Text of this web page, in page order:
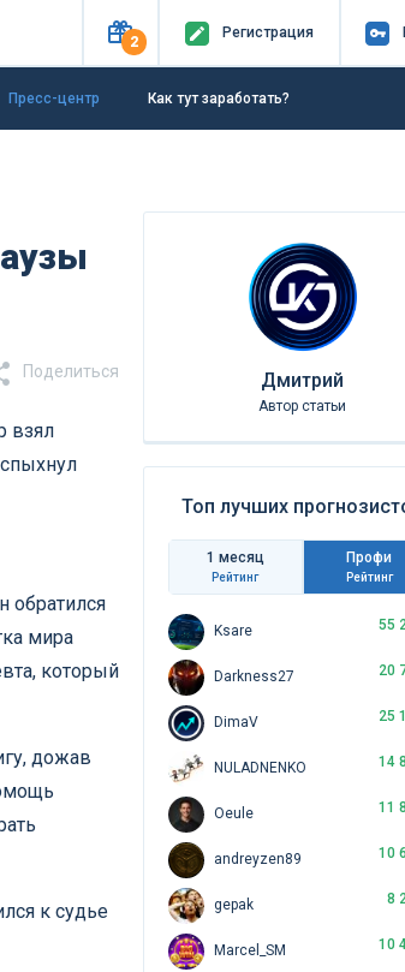
2
Регистрация
Пресс-центр Как тут заработать?
Поделиться
взял
обратился
мира
который
дожав
к судье
Дмитрий
Автор статьи
Топ лучших
1 месяц
Рейтинг
Профи
Рейтинг
Ksare 55
Darkness27 20
DimaV 25
NULADNENKO 14
Oeule 11
andreyzen89 10
gepak 8
Marcel_SM 10